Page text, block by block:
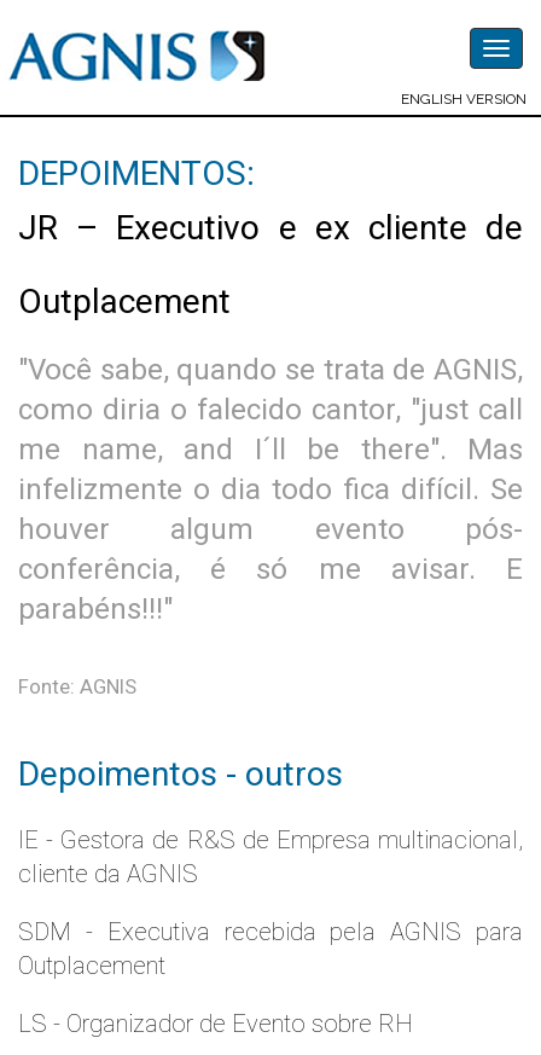
ENGLISH VERSION
DEPOIMENTOS:
JR – Executivo e ex cliente de
Outplacement
"Você sabe, quando se trata de AGNIS,
como diria o falecido cantor, "just call
me name, and I´ll be there". Mas
infelizmente o dia todo fica difícil. Se
houver algum evento pós-
conferência, é só me avisar. E
parabéns!!!"
Fonte: AGNIS
Depoimentos - outros
IE - Gestora de R&S de Empresa multinacional,
cliente da AGNIS
SDM - Executiva recebida pela AGNIS para
Outplacement
LS - Organizador de Evento sobre RH